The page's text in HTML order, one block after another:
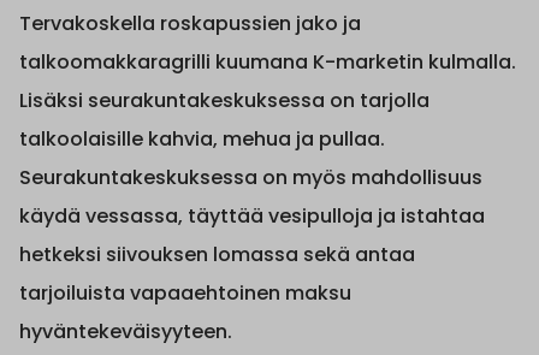
Tervakoskella roskapussien jako ja
talkoomakkaragrilli kuumana K-marketin kulmalla.
Lisäksi seurakuntakeskuksessa on tarjolla
talkoolaisille kahvia, mehua ja pullaa.
Seurakuntakeskuksessa on myös mahdollisuus
käydä vessassa, täyttää vesipulloja ja istahtaa
hetkeksi siivouksen lomassa sekä antaa
tarjoiluista vapaaehtoinen maksu
hyväntekeväisyyteen.